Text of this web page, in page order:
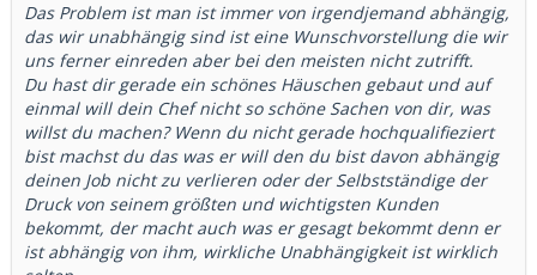
Das Problem ist man ist immer von irgendjemand abhängig,
das wir unabhängig sind ist eine Wunschvorstellung die wir
uns ferner einreden aber bei den meisten nicht zutrifft.
Du hast dir gerade ein schönes Häuschen gebaut und auf
einmal will dein Chef nicht so schöne Sachen von dir, was
willst du machen? Wenn du nicht gerade hochqualifieziert
bist machst du das was er will den du bist davon abhängig
deinen Job nicht zu verlieren oder der Selbstständige der
Druck von seinem größten und wichtigsten Kunden
bekommt, der macht auch was er gesagt bekommt denn er
ist abhängig von ihm, wirkliche Unabhängigkeit ist wirklich